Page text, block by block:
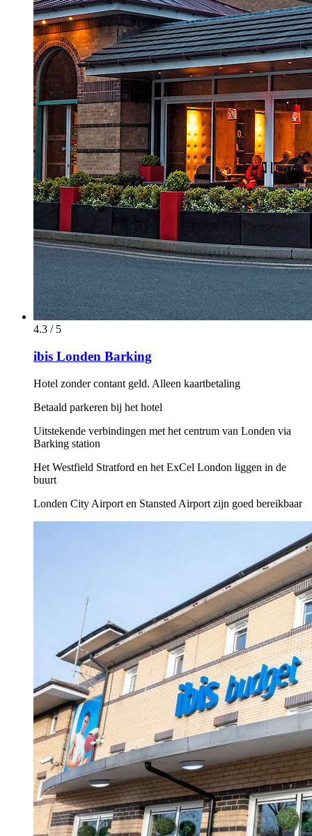
4.3 / 5
ibis Londen Barking
Hotel zonder contant geld. Alleen kaartbetaling
Betaald parkeren bij het hotel
Uitstekende verbindingen met het centrum van Londen via
Barking station
Het Westfield Stratford en het ExCel London liggen in de
buurt
Londen City Airport en Stansted Airport zijn goed bereikbaar